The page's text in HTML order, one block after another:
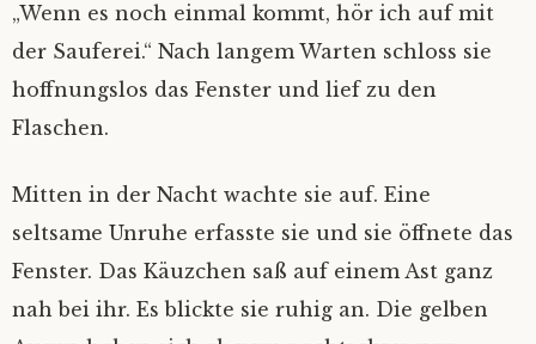
„Wenn es noch einmal kommt, hör ich auf mit
der Sauferei.“ Nach langem Warten schloss sie
hoffnungslos das Fenster und lief zu den
Flaschen.
Mitten in der Nacht wachte sie auf. Eine
seltsame Unruhe erfasste sie und sie öffnete das
Fenster. Das Käuzchen saß auf einem Ast ganz
nah bei ihr. Es blickte sie ruhig an. Die gelben